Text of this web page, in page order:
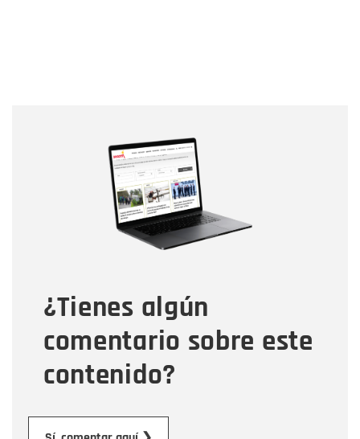
¿Tienes algún
comentario sobre este
contenido?
Correo electrónico
Tipo de comentario
Mensaje